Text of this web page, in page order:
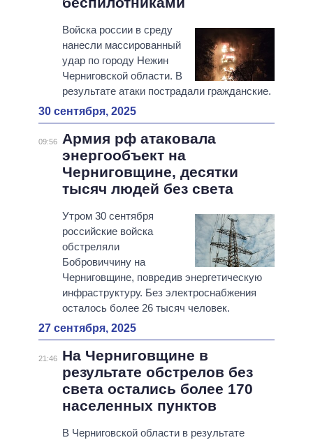
Войска россии в среду
нанесли массированный
удар по городу Нежин
Черниговской области. В
результате атаки пострадали гражданские.
30 сентября, 2025
09:56
Армия рф атаковала
энергообъект на
Черниговщине, десятки
тысяч людей без света
Утром 30 сентября
российские войска
обстреляли
Бобровиччину на
Черниговщине, повредив энергетическую
инфраструктуру. Без электроснабжения
осталось более 26 тысяч человек.
27 сентября, 2025
21:46
На Черниговщине в
результате обстрелов без
света остались более 170
населенных пунктов
В Черниговской области в результате